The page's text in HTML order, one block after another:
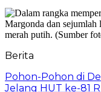
Berita
Pohon-Pohon di
Jelang HUT ke-81